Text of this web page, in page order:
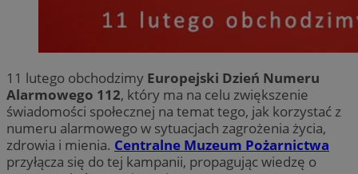
11 lutego obchodzimy Europejski Dzień Numeru
Alarmowego 112, który ma na celu zwiększenie
świadomości społecznej na temat tego, jak korzystać z
numeru alarmowego w sytuacjach zagrożenia życia,
zdrowia i mienia. Centralne Muzeum Pożarnictwa
przyłącza się do tej kampanii, propagując wiedzę o